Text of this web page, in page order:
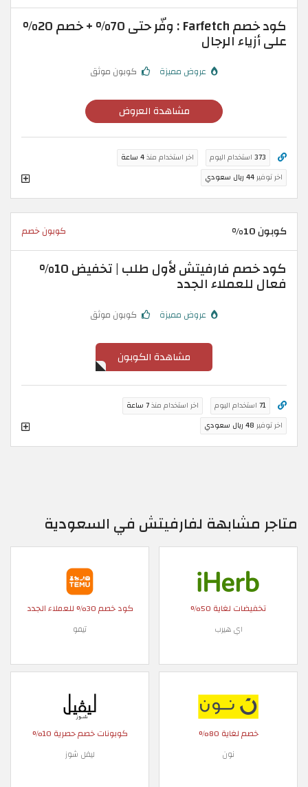
كود خصم Farfetch : وفّر حتى 70% + خصم 20%
على أزياء الرجال
عروض مميزة كوبون موثق
مشاهدة العروض
373 استخدام اليوم اخر استخدام منذ4 ساعة
اخر توفير44 ريال سعودي
كوبون 10% كوبون خصم
كود خصم فارفيتش لأول طلب | تخفيض 10%
فعال للعملاء الجدد
عروض مميزة كوبون موثق
مشاهدة الكوبون
71 استخدام اليوم اخر استخدام منذ7 ساعة
اخر توفير 48 ريال سعودي
متاجر مشابهة لفارفيتش في السعودية
تخفيضات لغاية 50%
اي هيرب
كود خصم 30% للعملاء الجدد
تيمو
خصم لغاية 80%
نون
كوبونات خصم حصرية 10%
ليفل شوز